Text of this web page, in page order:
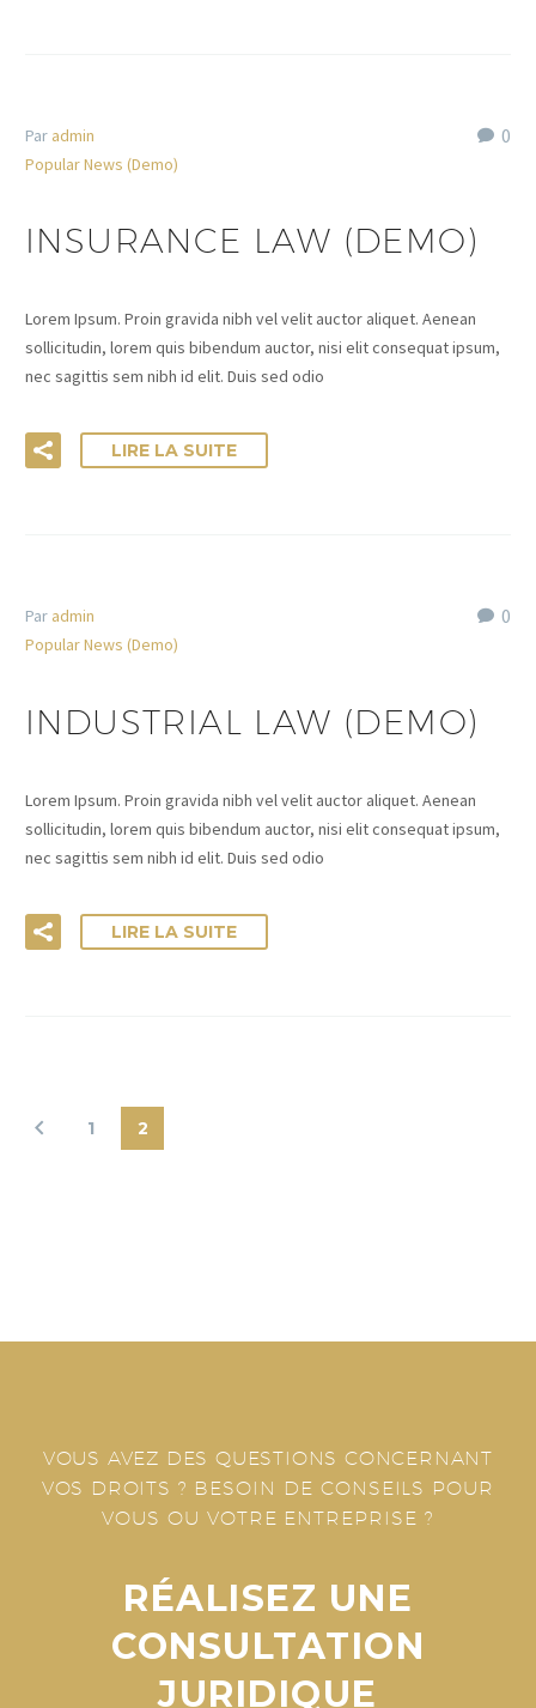
0
Par admin
Popular News (Demo)
INSURANCE LAW (DEMO)
Lorem Ipsum. Proin gravida nibh vel velit auctor aliquet. Aenean
sollicitudin, lorem quis bibendum auctor, nisi elit consequat ipsum,
nec sagittis sem nibh id elit. Duis sed odio
LIRE LA SUITE
0
Par admin
Popular News (Demo)
INDUSTRIAL LAW (DEMO)
Lorem Ipsum. Proin gravida nibh vel velit auctor aliquet. Aenean
sollicitudin, lorem quis bibendum auctor, nisi elit consequat ipsum,
nec sagittis sem nibh id elit. Duis sed odio
LIRE LA SUITE
1 2
VOUS AVEZ DES QUESTIONS CONCERNANT
VOS DROITS ? BESOIN DE CONSEILS POUR
VOUS OU VOTRE ENTREPRISE ?
RÉALISEZ UNE
CONSULTATION
JURIDIQUE